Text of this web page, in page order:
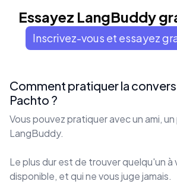
Essayez LangBuddy
Inscrivez-vous et essayez
Comment pratiquer la
Pachto ?
Vous pouvez pratiquer avec un ami,
LangBuddy.
Le plus dur est de trouver quelqu'un à
disponible, et qui ne vous juge jamais.